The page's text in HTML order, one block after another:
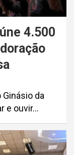
4.500
da
e ouvir…